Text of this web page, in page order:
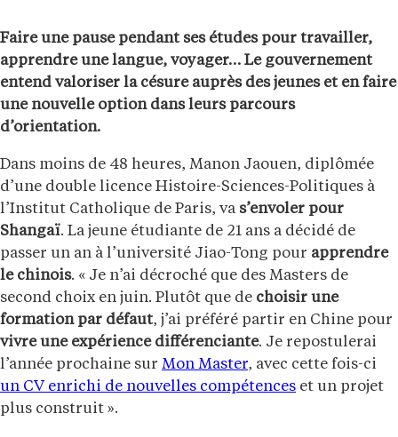
Faire une pause pendant ses études pour travailler,
apprendre une langue, voyager… Le gouvernement
entend valoriser la césure auprès des jeunes et en faire
une nouvelle option dans leurs parcours
d’orientation.
Dans moins de 48 heures, Manon Jaouen, diplômée
d’une double licence Histoire-Sciences-Politiques à
l’Institut Catholique de Paris, va s’envoler pour
Shangaï. La jeune étudiante de 21 ans a décidé de
passer un an à l’université Jiao-Tong pour apprendre
le chinois. « Je n’ai décroché que des Masters de
second choix en juin. Plutôt que de choisir une
formation par défaut, j’ai préféré partir en Chine pour
vivre une expérience différenciante. Je repostulerai
l’année prochaine sur Mon Master, avec cette fois-ci
un CV enrichi de nouvelles compétences et un projet
plus construit ».